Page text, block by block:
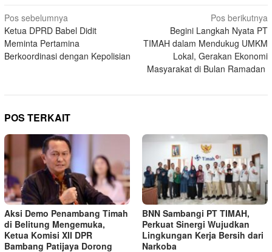
Navigasi
pos
Pos sebelumnya
Ketua DPRD Babel Didit
Meminta Pertamina
Berkoordinasi dengan Kepolisian
Pos berikutnya
Begini Langkah Nyata PT
TIMAH dalam Mendukug UMKM
Lokal, Gerakan Ekonomi
Masyarakat di Bulan Ramadan
POS TERKAIT
Aksi Demo Penambang Timah
di Belitung Mengemuka,
Ketua Komisi XII DPR
Bambang Patijaya Dorong
BNN Sambangi PT TIMAH,
Perkuat Sinergi Wujudkan
Lingkungan Kerja Bersih dari
Narkoba